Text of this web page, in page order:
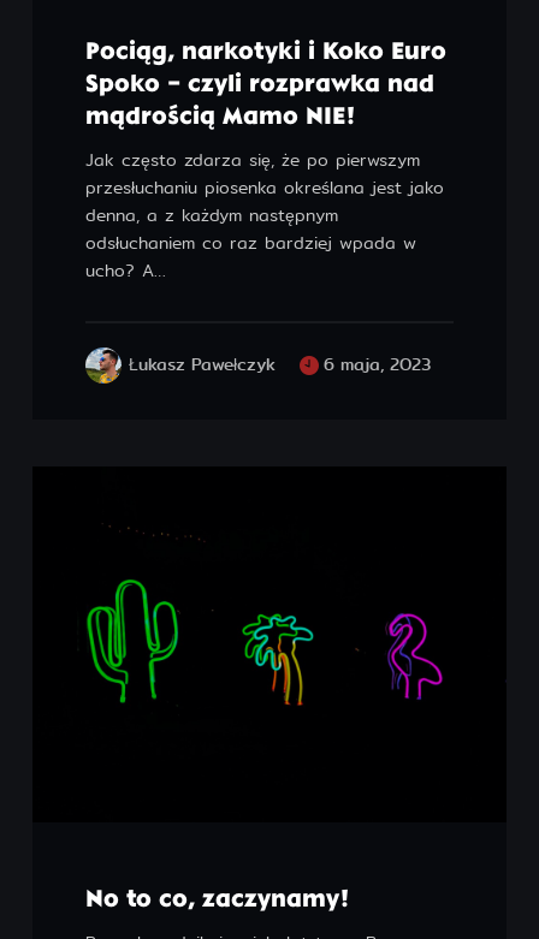
Pociąg, narkotyki i Koko Euro
Spoko – czyli rozprawka nad
mądrością Mamo NIE!
Jak często zdarza się, że po pierwszym
przesłuchaniu piosenka określana jest jako
denna, a z każdym następnym
odsłuchaniem co raz bardziej wpada w
ucho? A…
Łukasz Pawełczyk 6 maja, 2023
No to co, zaczynamy!